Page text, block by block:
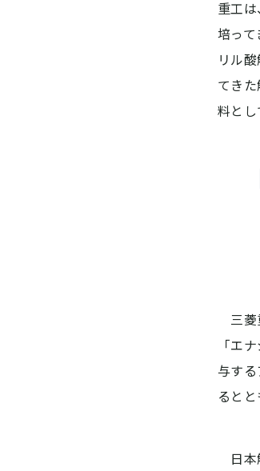
重工
培っ
リル
てき
料とし
三菱
「エ
与す
ると
日本